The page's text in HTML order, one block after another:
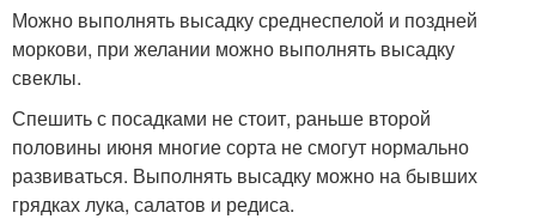
Можно выполнять высадку среднеспелой и поздней
моркови, при желании можно выполнять высадку
свеклы.
Спешить с посадками не стоит, раньше второй
половины июня многие сорта не смогут нормально
развиваться. Выполнять высадку можно на бывших
грядках лука, салатов и редиса.